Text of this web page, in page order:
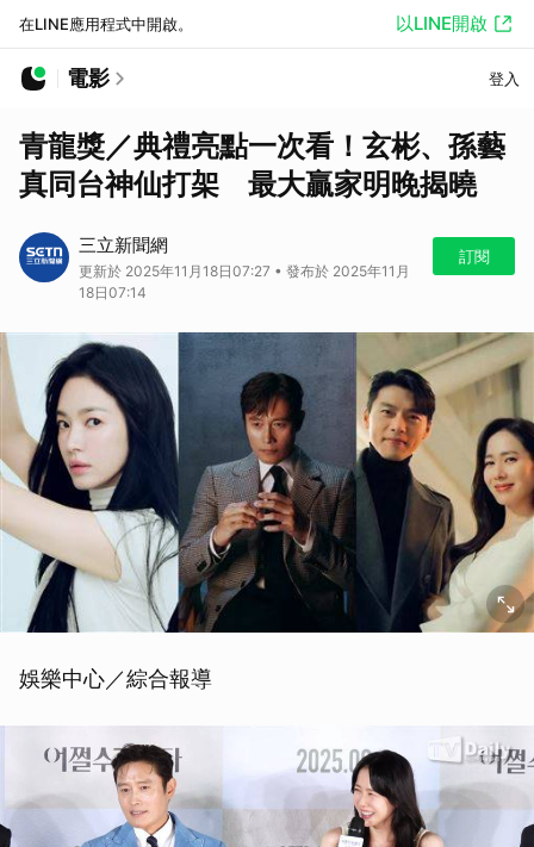
在LINE應用程式中開啟。 以LINE開啟
電影 登入
青龍獎／典禮亮點一次看！玄彬、孫藝
真同台神仙打架 最大贏家明晚揭曉
三立新聞網
更新於 2025年11月18日07:27 • 發布於 2025年11月
18日07:14
訂閱
娛樂中心／綜合報導